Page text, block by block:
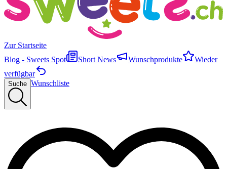
Zur Startseite
Blog - Sweets Spot
Short News Wunschprodukte
Wieder
verfügbar
Suche Wunschliste